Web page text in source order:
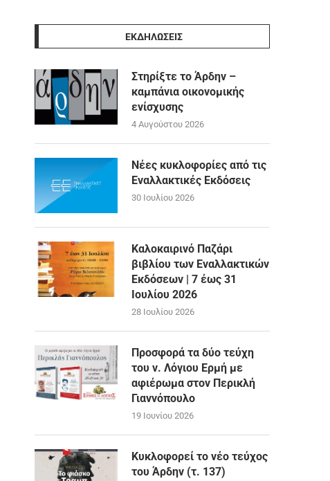
ΕΚΔΗΛΩΣΕΙΣ
Στηρίξτε το Άρδην –
καμπάνια οικονομικής
ενίσχυσης
4 Αυγούστου 2026
Νέες κυκλοφορίες από τις
Εναλλακτικές Εκδόσεις
30 Ιουλίου 2026
Καλοκαιρινό Παζάρι
βιβλίου των Εναλλακτικών
Εκδόσεων | 7 έως 31
Ιουλίου 2026
28 Ιουλίου 2026
Προσφορά τα δύο τεύχη
του ν. Λόγιου Ερμή με
αφιέρωμα στον Περικλή
Γιαννόπουλο
19 Ιουνίου 2026
Κυκλοφορεί το νέο τεύχος
του Άρδην (τ. 137)